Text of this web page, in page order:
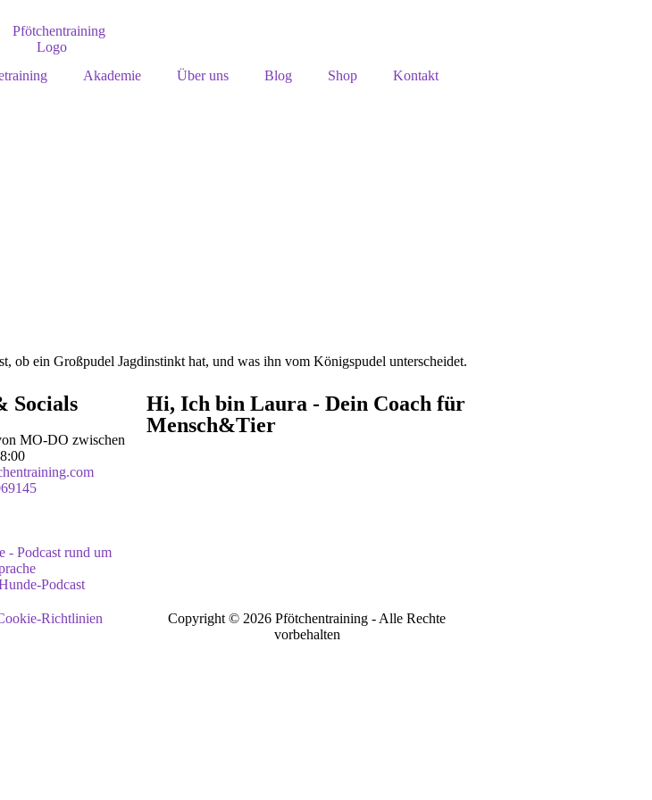
Akademie Über uns Blog Shop Kontakt
ein Großpudel Jagdinstinkt hat, und was ihn vom Königspudel unterscheidet.
Socials
MO-DO zwischen
- Podcast rund um
Podcast
Hi, Ich bin Laura - Dein Coach für
Mensch&Tier
Richtlinien
Copyright © 2026 Pfötchentraining - Alle Rechte
vorbehalten